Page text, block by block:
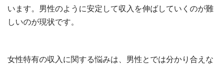
います。男性のように安定して収入を伸ばしていくのが難
しいのが現状です。
女性特有の収入に関する悩みは、男性とでは分かり合えな